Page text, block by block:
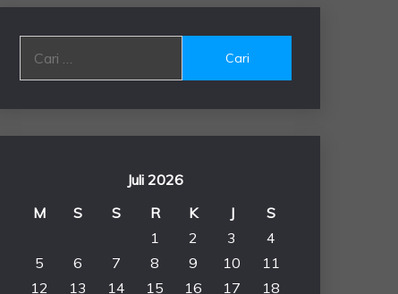
untuk:
Juli 2026
M
S S R K J
S
1
2 3
4
5
6 7 8 9 10
11
12
13 14 15 16 17
18